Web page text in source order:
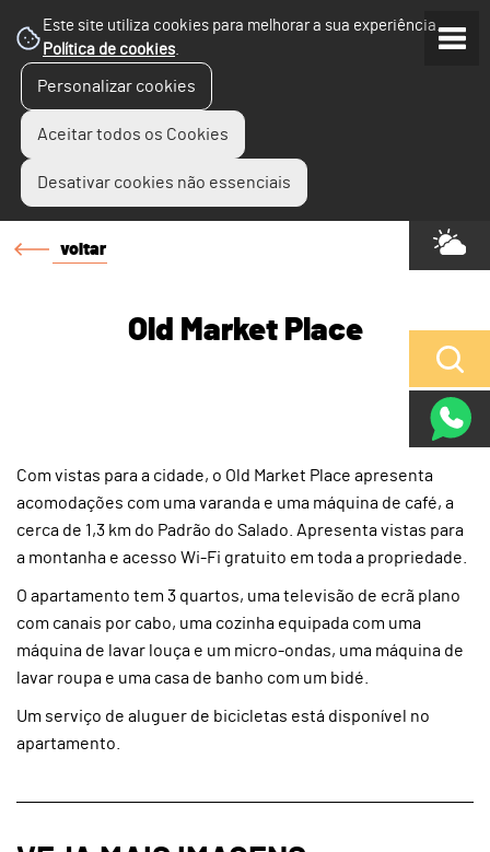
Este site utiliza cookies para melhorar a sua experiência.
Política de cookies.
Personalizar cookies
Aceitar todos os Cookies
Desativar cookies não essenciais
voltar
Old Market Place
Com vistas para a cidade, o Old Market Place apresenta
acomodações com uma varanda e uma máquina de café, a
cerca de 1,3 km do Padrão do Salado. Apresenta vistas para
a montanha e acesso Wi-Fi gratuito em toda a propriedade.
O apartamento tem 3 quartos, uma televisão de ecrã plano
com canais por cabo, uma cozinha equipada com uma
máquina de lavar louça e um micro-ondas, uma máquina de
lavar roupa e uma casa de banho com um bidé.
Um serviço de aluguer de bicicletas está disponível no
apartamento.